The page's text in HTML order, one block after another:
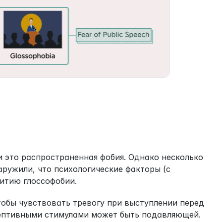
распространенная фобия. Однако несколько
что психологические факторы (с
глоссофобии.
чувствовать тревогу при выступлении перед
стимулами может быть подавляющей.